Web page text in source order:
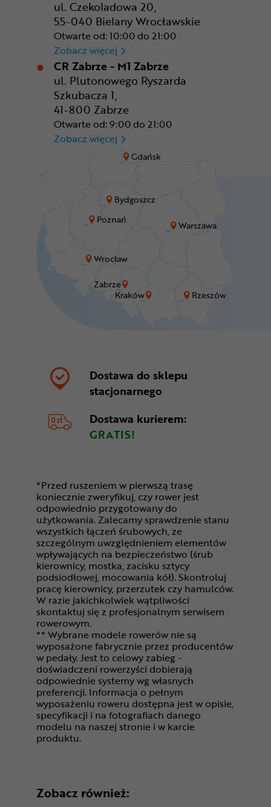
Bydgoszcz
Gdańsk
Kraków
Poznań
Rzeszów
Warszawa
Wrocław
Zabrze
ul. Czekoladowa 20,
55-040 Bielany Wrocławskie
Otwarte od: 10:00 do 21:00
Zobacz więcej CR Wrocław - CH Aleja
CR Zabrze - M1 Zabrze
ul. Plutonowego Ryszarda
Szkubacza 1,
41-800 Zabrze
Otwarte od: 9:00 do 21:00
Zobacz więcej CR Zabrze - M1 Zabrze
Dostawa do sklepu
stacjonarnego
Dostawa kurierem:
GRATIS!
*Przed ruszeniem w pierwszą trasę
koniecznie zweryfikuj, czy rower jest
odpowiednio przygotowany do
użytkowania. Zalecamy sprawdzenie stanu
wszystkich łączeń śrubowych, ze
szczególnym uwzględnieniem elementów
wpływających na bezpieczeństwo (śrub
kierownicy, mostka, zacisku sztycy
podsiodłowej, mocowania kół). Skontroluj
pracę kierownicy, przerzutek czy hamulców.
W razie jakichkolwiek wątpliwości
skontaktuj się z profesjonalnym serwisem
rowerowym.
** Wybrane modele rowerów nie są
wyposażone fabrycznie przez producentów
w pedały. Jest to celowy zabieg -
doświadczeni rowerzyści dobierają
odpowiednie systemy wg własnych
preferencji. Informacja o pełnym
wyposażeniu roweru dostępna jest w opisie,
specyfikacji i na fotografiach danego
modelu na naszej stronie i w karcie
produktu.
Zobacz również: